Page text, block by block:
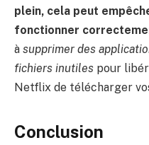
plein, cela peut
fonctionner
à supprimer des
fichiers inutiles pour
Netflix de télécharger
Conclusion